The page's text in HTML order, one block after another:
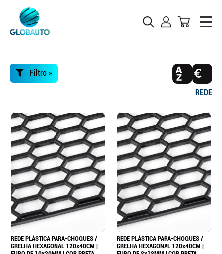
Filtro »
REDE
REDE PLÁSTICA PARA-CHOQUES /
GRELHA HEXAGONAL 120x40CM |
REDE PLÁSTICA PARA-CHOQUES /
GRELHA HEXAGONAL 120x40CM |